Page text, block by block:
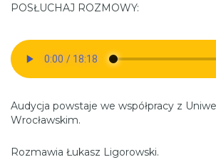
POSŁUCHAJ ROZMOWY:
Audycja powstaje we współpracy z
Wrocławskim.
Rozmawia Łukasz Ligorowski.